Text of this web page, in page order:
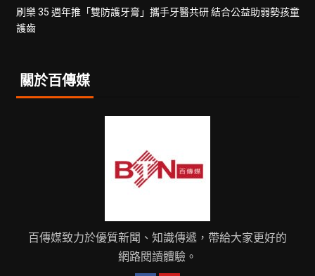
刷樂 35 週年推「雙防護牙膏」攜手牙醫共研 結合公益助弱勢孩童
護齒
關於百傳媒
百傳媒致力於優質新聞、知識傳遞，帶給大家更好的
網路閱讀體驗。